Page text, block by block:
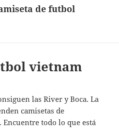
de futbol
vietnam
las River y Boca. La
camisetas de
todo lo que está